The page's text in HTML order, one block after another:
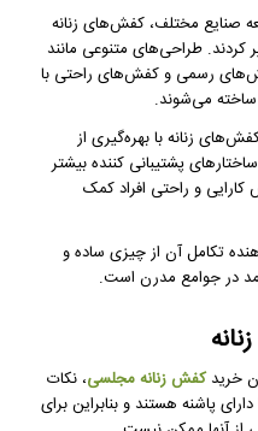
صنایع مختلف، کفش‌های زنانه
طراحی‌های متنوعی مانند
رسمی و کفش‌های راحتی با
می‌شوند.
زنانه با بهره‌گیری از
پشتیبانی کننده بیشتر
و راحتی افراد کمک
تکامل آن از چیزی ساده و
در جوامع مدرن است.
خریدکفش زنانه مجلسی، نکات
پاشنه هستند و بنابراین برای